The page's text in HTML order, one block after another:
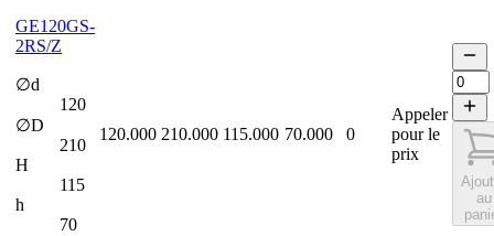
GE120GS-
2RS/Z
∅d
120
∅D
210
H
115
h
70
120.000 210.000 115.000 70.000 0
Appeler
pour le
prix
au